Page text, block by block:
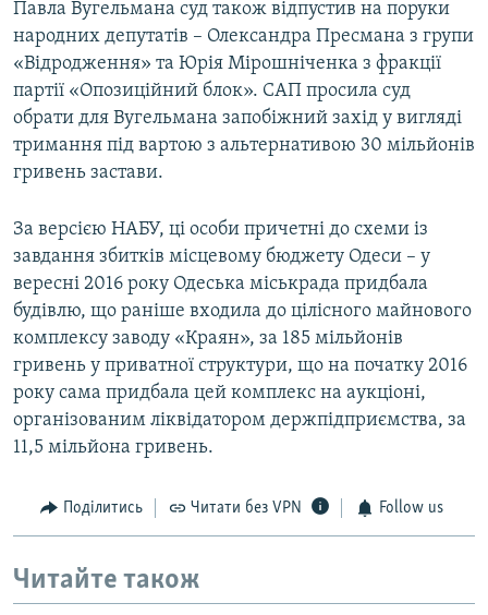
Павла Вугельмана суд також відпустив на поруки
народних депутатів – Олександра Пресмана з групи
«Відродження» та Юрія Мірошніченка з фракції
партії «Опозиційний блок». САП просила суд
обрати для Вугельмана запобіжний захід у вигляді
тримання під вартою з альтернативою 30 мільйонів
гривень застави.
За версією НАБУ, ці особи причетні до схеми із
завдання збитків місцевому бюджету Одеси – у
вересні 2016 року Одеська міськрада придбала
будівлю, що раніше входила до цілісного майнового
комплексу заводу «Краян», за 185 мільйонів
гривень у приватної структури, що на початку 2016
року сама придбала цей комплекс на аукціоні,
організованим ліквідатором держпідприємства, за
11,5 мільйона гривень.
Поділитись Читати без VPN Follow us
Читайте також